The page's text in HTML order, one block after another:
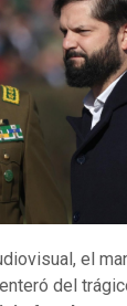
el
del